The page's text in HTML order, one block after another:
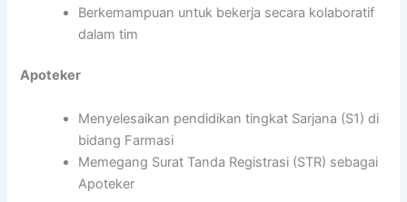
Berkemampuan untuk bekerja secara kolaboratif
dalam tim
Apoteker
Menyelesaikan pendidikan tingkat Sarjana (S1) di
bidang Farmasi
Memegang Surat Tanda Registrasi (STR) sebagai
Apoteker